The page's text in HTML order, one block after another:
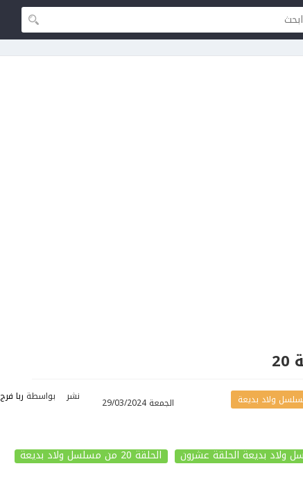
ولاد بديعة نشر الجمعة 29/03/2024 بواسطة ربا فرج
ولاد بديعة الحلقة عشرون الحلقة 20 من مسلسل ولاد بديعة